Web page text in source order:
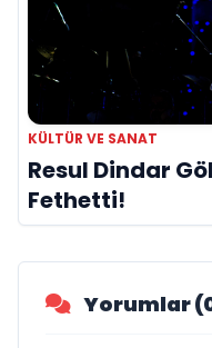
KÜLTÜR VE SANAT
Resul Dindar
Fethetti!
Yorumlar